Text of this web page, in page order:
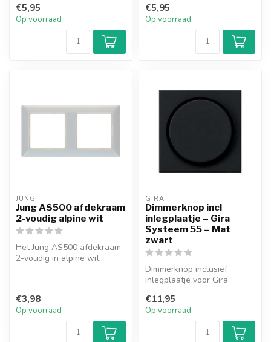
dimmerknop, afde...
€5,95
Op voorraad
€5,95
Op voorraad
JUNG
Jung AS500 afdekraam
2-voudig alpine wit
Het Jung AS500 afdekraam
2-voudig in alpine wit
€3,98
Op voorraad
GIRA
Dimmerknop incl
inlegplaatje – Gira
Systeem 55 – Mat
zwart
Dimmerknop inclusief
inlegplaatje voor Gira
Geschikt voor ...
€11,95
Op voorraad